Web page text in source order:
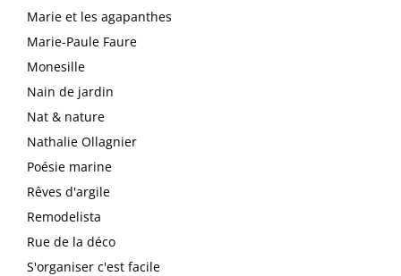
Marie et les agapanthes
Marie-Paule Faure
Monesille
Nain de jardin
Nat & nature
Nathalie Ollagnier
Poésie marine
Rêves d'argile
Remodelista
Rue de la déco
S'organiser c'est facile